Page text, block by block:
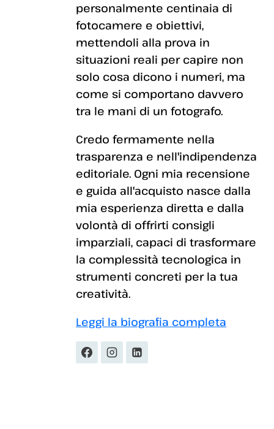
personalmente centinaia di
fotocamere e obiettivi,
mettendoli alla prova in
situazioni reali per capire non
solo cosa dicono i numeri, ma
come si comportano davvero
tra le mani di un fotografo.
Credo fermamente nella
trasparenza e nell'indipendenza
editoriale. Ogni mia recensione
e guida all'acquisto nasce dalla
mia esperienza diretta e dalla
volontà di offrirti consigli
imparziali, capaci di trasformare
la complessità tecnologica in
strumenti concreti per la tua
creatività.
Leggi la biografia completa